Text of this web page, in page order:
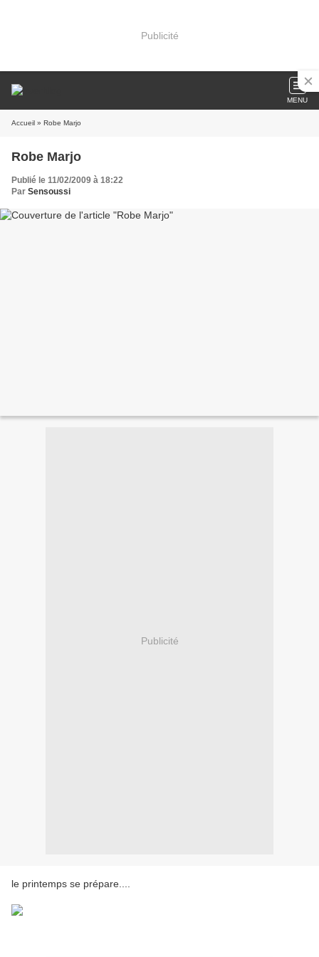
Publicité
MENU
Accueil » Robe Marjo
Robe Marjo
Publié le 11/02/2009 à 18:22
Par Sensoussi
Publicité
le printemps se prépare....